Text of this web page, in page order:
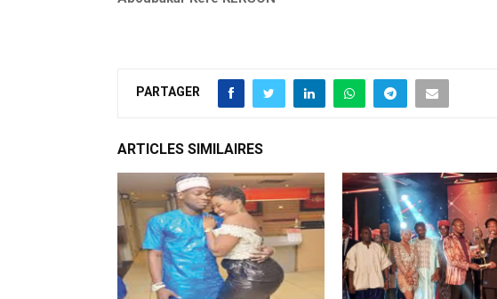
PARTAGER
ARTICLES SIMILAIRES